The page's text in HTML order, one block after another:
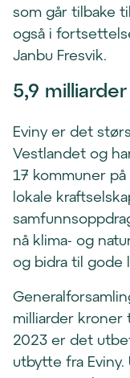
som går tilbake
også i
Janbu Fresvik.
5,9
Eviny er det
Vestlandet og
17 kommuner
lokale
nå klima- og
og bidra til gode
milliarder kroner
2023 er det
utbytte fra